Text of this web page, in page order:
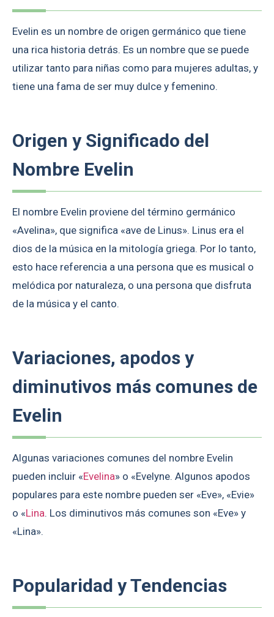
Evelin es un nombre de origen germánico que tiene
una rica historia detrás. Es un nombre que se puede
utilizar tanto para niñas como para mujeres adultas, y
tiene una fama de ser muy dulce y femenino.
Origen y Significado del
Nombre Evelin
El nombre Evelin proviene del término germánico
«Avelina», que significa «ave de Linus». Linus era el
dios de la música en la mitología griega. Por lo tanto,
esto hace referencia a una persona que es musical o
melódica por naturaleza, o una persona que disfruta
de la música y el canto.
Variaciones, apodos y
diminutivos más comunes de
Evelin
Algunas variaciones comunes del nombre Evelin
pueden incluir «Evelina» o «Evelyne. Algunos apodos
populares para este nombre pueden ser «Eve», «Evie»
o «Lina. Los diminutivos más comunes son «Eve» y
«Lina».
Popularidad y Tendencias